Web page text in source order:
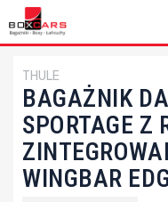
THULE
BAGAŻNIK
SPORTAGE Z
WINGBAR